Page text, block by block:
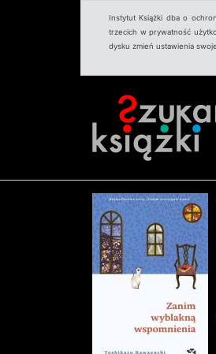
Instytut Książki dba o
trzecich w prywatność
dysku zmień ustawienia